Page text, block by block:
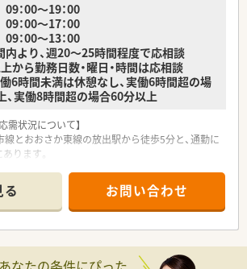
：00～19：00
～17：00
～13：00
より、週20～25時間程度で応相談
から勤務日数・曜日・時間は応相談
6時間未満は休憩なし、実働6時間超の場
、実働8時間超の場合60分以上
需状況について】
とおおさか東線の放出駅から徒歩5分と、通勤に
ります。
験を積むことができます。
平均40枚程度と落ち着いており、薬剤師2名体制
て働けます。
いものを広めたい」という想いから2017年に設立
お問い合わせ